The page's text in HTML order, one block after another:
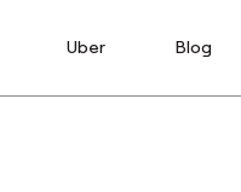
Uber Blog